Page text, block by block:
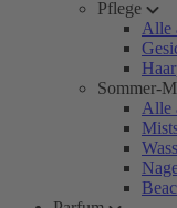
Pflege
Alle
Sommer-
Alle